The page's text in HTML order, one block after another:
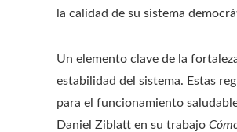
la calidad de su sistema
Un elemento clave de la
estabilidad del sistema. Estas
para el funcionamiento
Daniel Ziblatt en su trabajo